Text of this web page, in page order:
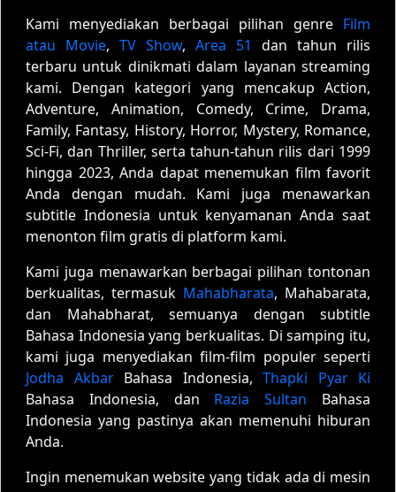
Kami menyediakan berbagai pilihan genre Film
atau Movie, TV Show, Area 51
dan tahun rilis
terbaru untuk dinikmati dalam layanan streaming
kami. Dengan kategori yang mencakup Action,
Adventure, Animation, Comedy, Crime, Drama,
Family, Fantasy, History, Horror, Mystery, Romance,
Sci-Fi, dan Thriller, serta tahun-tahun rilis dari 1999
hingga 2023, Anda dapat menemukan film favorit
Anda dengan mudah. Kami juga menawarkan
subtitle Indonesia untuk kenyamanan Anda saat
menonton film gratis di platform kami.
Kami juga menawarkan berbagai pilihan tontonan
berkualitas, termasuk Mahabharata, Mahabarata,
dan Mahabharat, semuanya dengan subtitle
Bahasa Indonesia yang berkualitas. Di samping itu,
kami juga menyediakan film-film populer seperti
Jodha AkbarBahasa Indonesia, Thapki Pyar Ki
Bahasa Indonesia, dan Razia Sultan Bahasa
Indonesia yang pastinya akan memenuhi hiburan
Anda.
Ingin menemukan website yang tidak ada di mesin